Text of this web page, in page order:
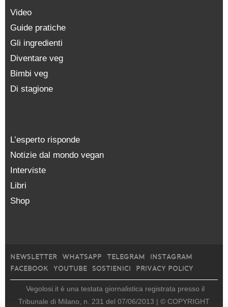
Video
Guide pratiche
Gli ingredienti
Diventare veg
Bimbi veg
Di stagione
L’esperto risponde
Notizie dal mondo vegan
Interviste
Libri
Shop
NEWSLETTER WHATSAPP TELEGRAM
INSTAGRAM
FACEBOOK
YOUTUBE SOSTIENICI PRIVACY POLICY
Vegolosi.it è una testata giornalistica registrata presso il
Tribunale di Milano, n. 231 del 07/06/2013 | © COPYRIGHT